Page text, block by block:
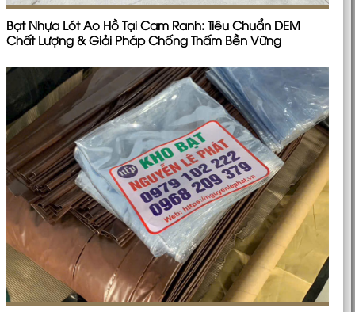
Bạt Nhựa Lót Ao Hồ Tại Cam Ranh: Tiêu Chuẩn DEM
Chất Lượng & Giải Pháp Chống Thấm Bền Vững